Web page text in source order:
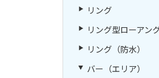
リング
リング型ローアン
リング（防水）
バー（エリア）